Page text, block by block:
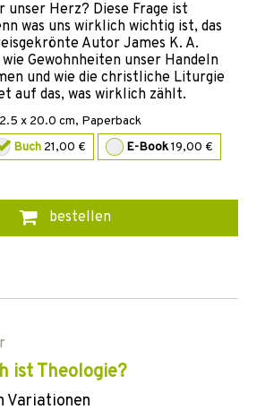
unser Herz? Diese Frage ist
was uns wirklich wichtig ist, das
Autor James K. A.
Gewohnheiten unser Handeln
und wie die christliche Liturgie
auf das, was wirklich zählt.
x 20.0 cm, Paperback
Buch 21,00 € E-Book19,00 €
bestellen
ist Theologie?
Variationen